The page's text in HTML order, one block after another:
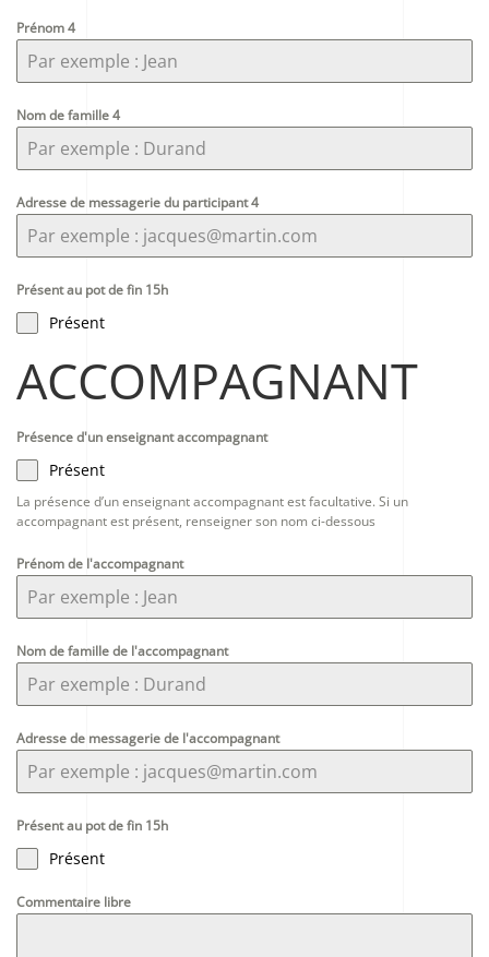
Prénom 4
Nom de famille 4
Adresse de messagerie du participant 4
Présent au pot de fin 15h
Présent
ACCOMPAGNANT
Présence d'un enseignant accompagnant
Présent
La présence d’un enseignant accompagnant est facultative. Si un
accompagnant est présent, renseigner son nom ci-dessous
Prénom de l'accompagnant
Nom de famille de l'accompagnant
Adresse de messagerie de l'accompagnant
Présent au pot de fin 15h
Présent
Commentaire libre